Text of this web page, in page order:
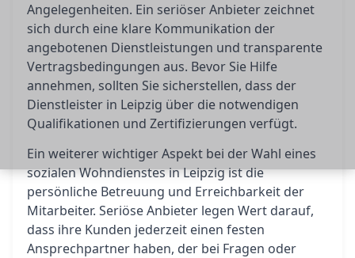
Angelegenheiten. Ein seriöser Anbieter zeichnet
sich durch eine klare Kommunikation der
angebotenen Dienstleistungen und transparente
Vertragsbedingungen aus. Bevor Sie Hilfe
annehmen, sollten Sie sicherstellen, dass der
Dienstleister in Leipzig über die notwendigen
Qualifikationen und Zertifizierungen verfügt.
Ein weiterer wichtiger Aspekt bei der Wahl eines
sozialen Wohndienstes in Leipzig ist die
persönliche Betreuung und Erreichbarkeit der
Mitarbeiter. Seriöse Anbieter legen Wert darauf,
dass ihre Kunden jederzeit einen festen
Ansprechpartner haben, der bei Fragen oder